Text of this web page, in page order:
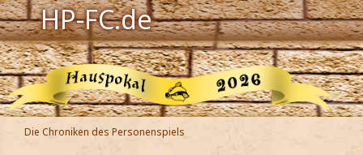
HP-FC.de
Navigation
Harry Potter
Der HP-FC
Die Chroniken des Personenspiels